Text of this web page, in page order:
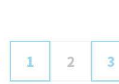
1 2 3